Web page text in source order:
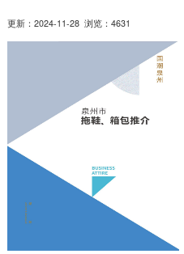
更新：2024-11-28 浏览：4631